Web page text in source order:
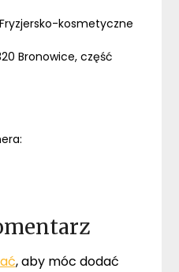
kosmetyczne
Bronowice, część
, aby móc dodać